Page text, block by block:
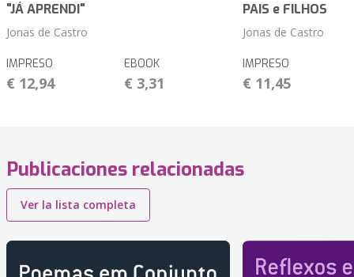
"JÁ APRENDI"
Jonas de Castro
IMPRESO
€ 12,94
EBOOK
€ 3,31
PAIS e FILHOS
Jonas de Castro
IMPRESO
€ 11,45
Publicaciones relacionadas
Ver la lista completa